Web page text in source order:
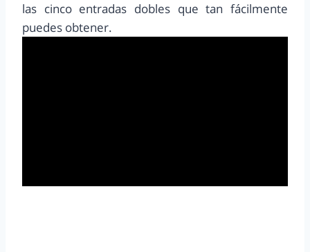
las cinco entradas dobles que tan fácilmente
puedes obtener.